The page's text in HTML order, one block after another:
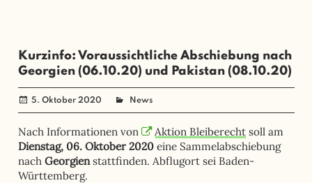
Kurzinfo: Voraussichtliche Abschiebung nach
Georgien (06.10.20) und Pakistan (08.10.20)
5. Oktober 2020 administrator
News
Nach Informationen von Aktion Bleiberecht soll am
Dienstag, 06. Oktober 2020eine Sammelabschiebung
nach Georgienstattfinden. Abflugort sei Baden-
Württemberg.